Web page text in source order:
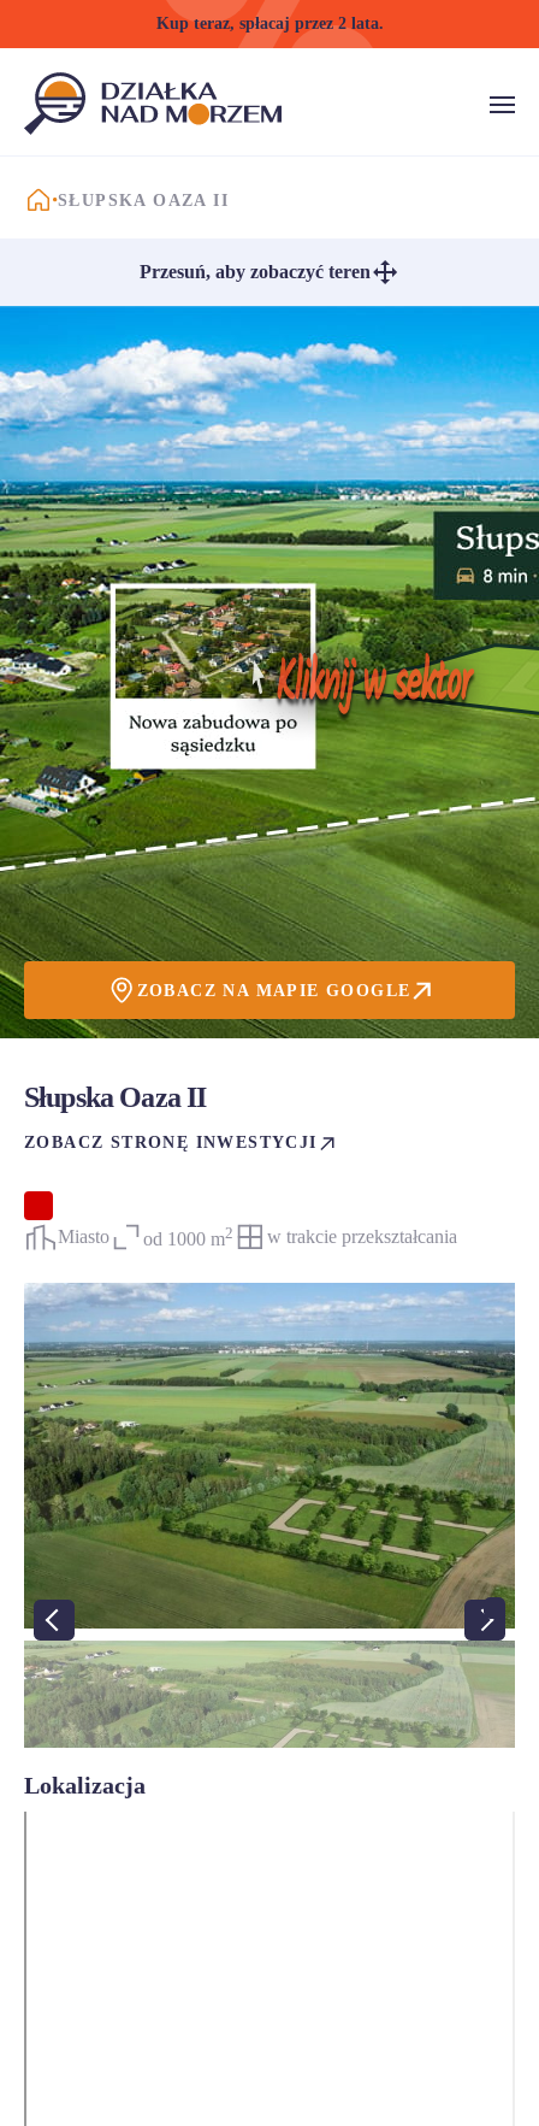
Kup teraz, spłacaj przez 2 lata.
STRONA GŁÓWNA
SŁUPSKA OAZA II
Przesuń, aby zobaczyć teren
ZOBACZ NA MAPIE GOOGLE
Słupska Oaza II
ZOBACZ STRONĘ INWESTYCJI
Miasto od 1000 m2 w trakcie przekształcania
Lokalizacja